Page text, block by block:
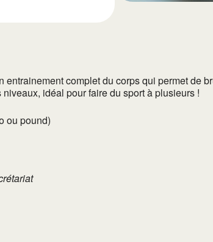
complet du corps qui permet de
idéal pour faire du sport à plusieurs !
ou pound)